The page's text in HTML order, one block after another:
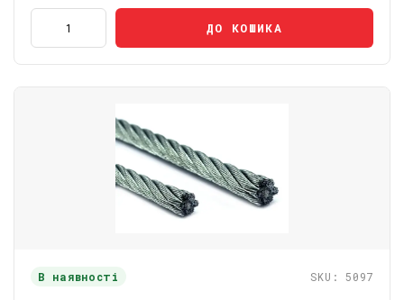
ДО КОШИКА
В наявності SKU: 5097